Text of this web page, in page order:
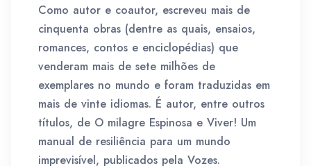
Como autor e coautor, escreveu mais de
cinquenta obras (dentre as quais, ensaios,
romances, contos e enciclopédias) que
venderam mais de sete milhões de
exemplares no mundo e foram traduzidas em
mais de vinte idiomas. É autor, entre outros
títulos, de O milagre Espinosa e Viver! Um
manual de resiliência para um mundo
imprevisível, publicados pela Vozes.